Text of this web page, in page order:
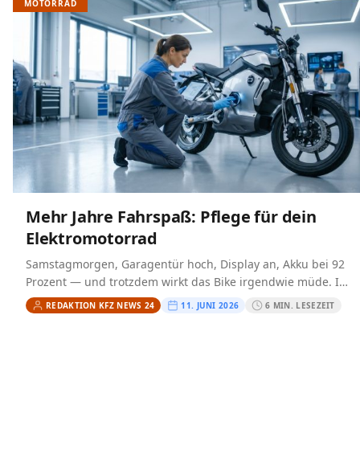
MOTORRAD
Mehr Jahre Fahrspaß: Pflege für dein
Elektromotorrad
Samstagmorgen, Garagentür hoch, Display an, Akku bei 92
Prozent — und trotzdem wirkt das Bike irgendwie müde. Ich
kenne genau diesen Moment. Oft ist nicht…
REDAKTION KFZ NEWS 24 11. JUNI 2026 6 MIN. LESEZEIT